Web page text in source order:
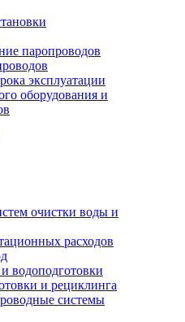
паропроводов
эксплуатации
оборудования и
очистки воды и
расходов
водоподготовки
и рециклинга
системы